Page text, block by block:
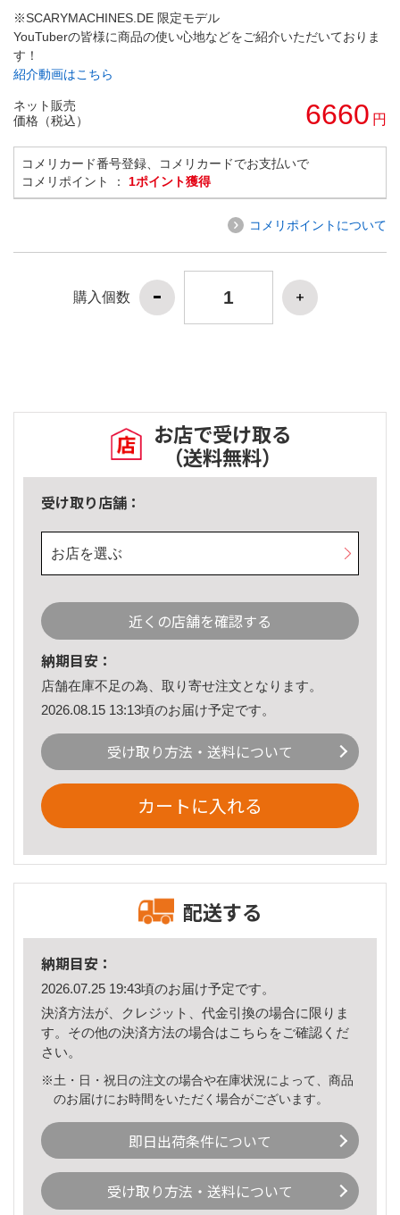
※SCARYMACHINES.DE 限定モデル
YouTuberの皆様に商品の使い心地などをご紹介いただいておりま
す！
紹介動画はこちら
ネット販売
価格（税込）
6660 円
コメリカード番号登録、コメリカードでお支払いで
コメリポイント ： 1ポイント獲得
コメリポイントについて
購入個数
お店で受け取る
（送料無料）
受け取り店舗：
お店を選ぶ
近くの店舗を確認する
納期目安：
店舗在庫不足の為、取り寄せ注文となります。
2026.08.15 13:13頃のお届け予定です。
受け取り方法・送料について
カートに入れる
配送する
納期目安：
2026.07.25 19:43頃のお届け予定です。
決済方法が、クレジット、代金引換の場合に限りま
す。その他の決済方法の場合はこちら をご確認くだ
さい。
※土・日・祝日の注文の場合や在庫状況によって、商品
のお届けにお時間をいただく場合がございます。
即日出荷条件について
受け取り方法・送料について